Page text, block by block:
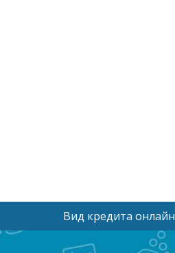
Вид кредита онлайн